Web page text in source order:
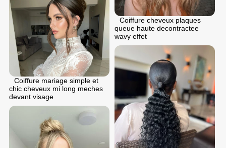
Coiffure cheveux plaques
queue haute decontractee
wavy effet
Coiffure mariage simple et
chic cheveux mi long meches
devant visage